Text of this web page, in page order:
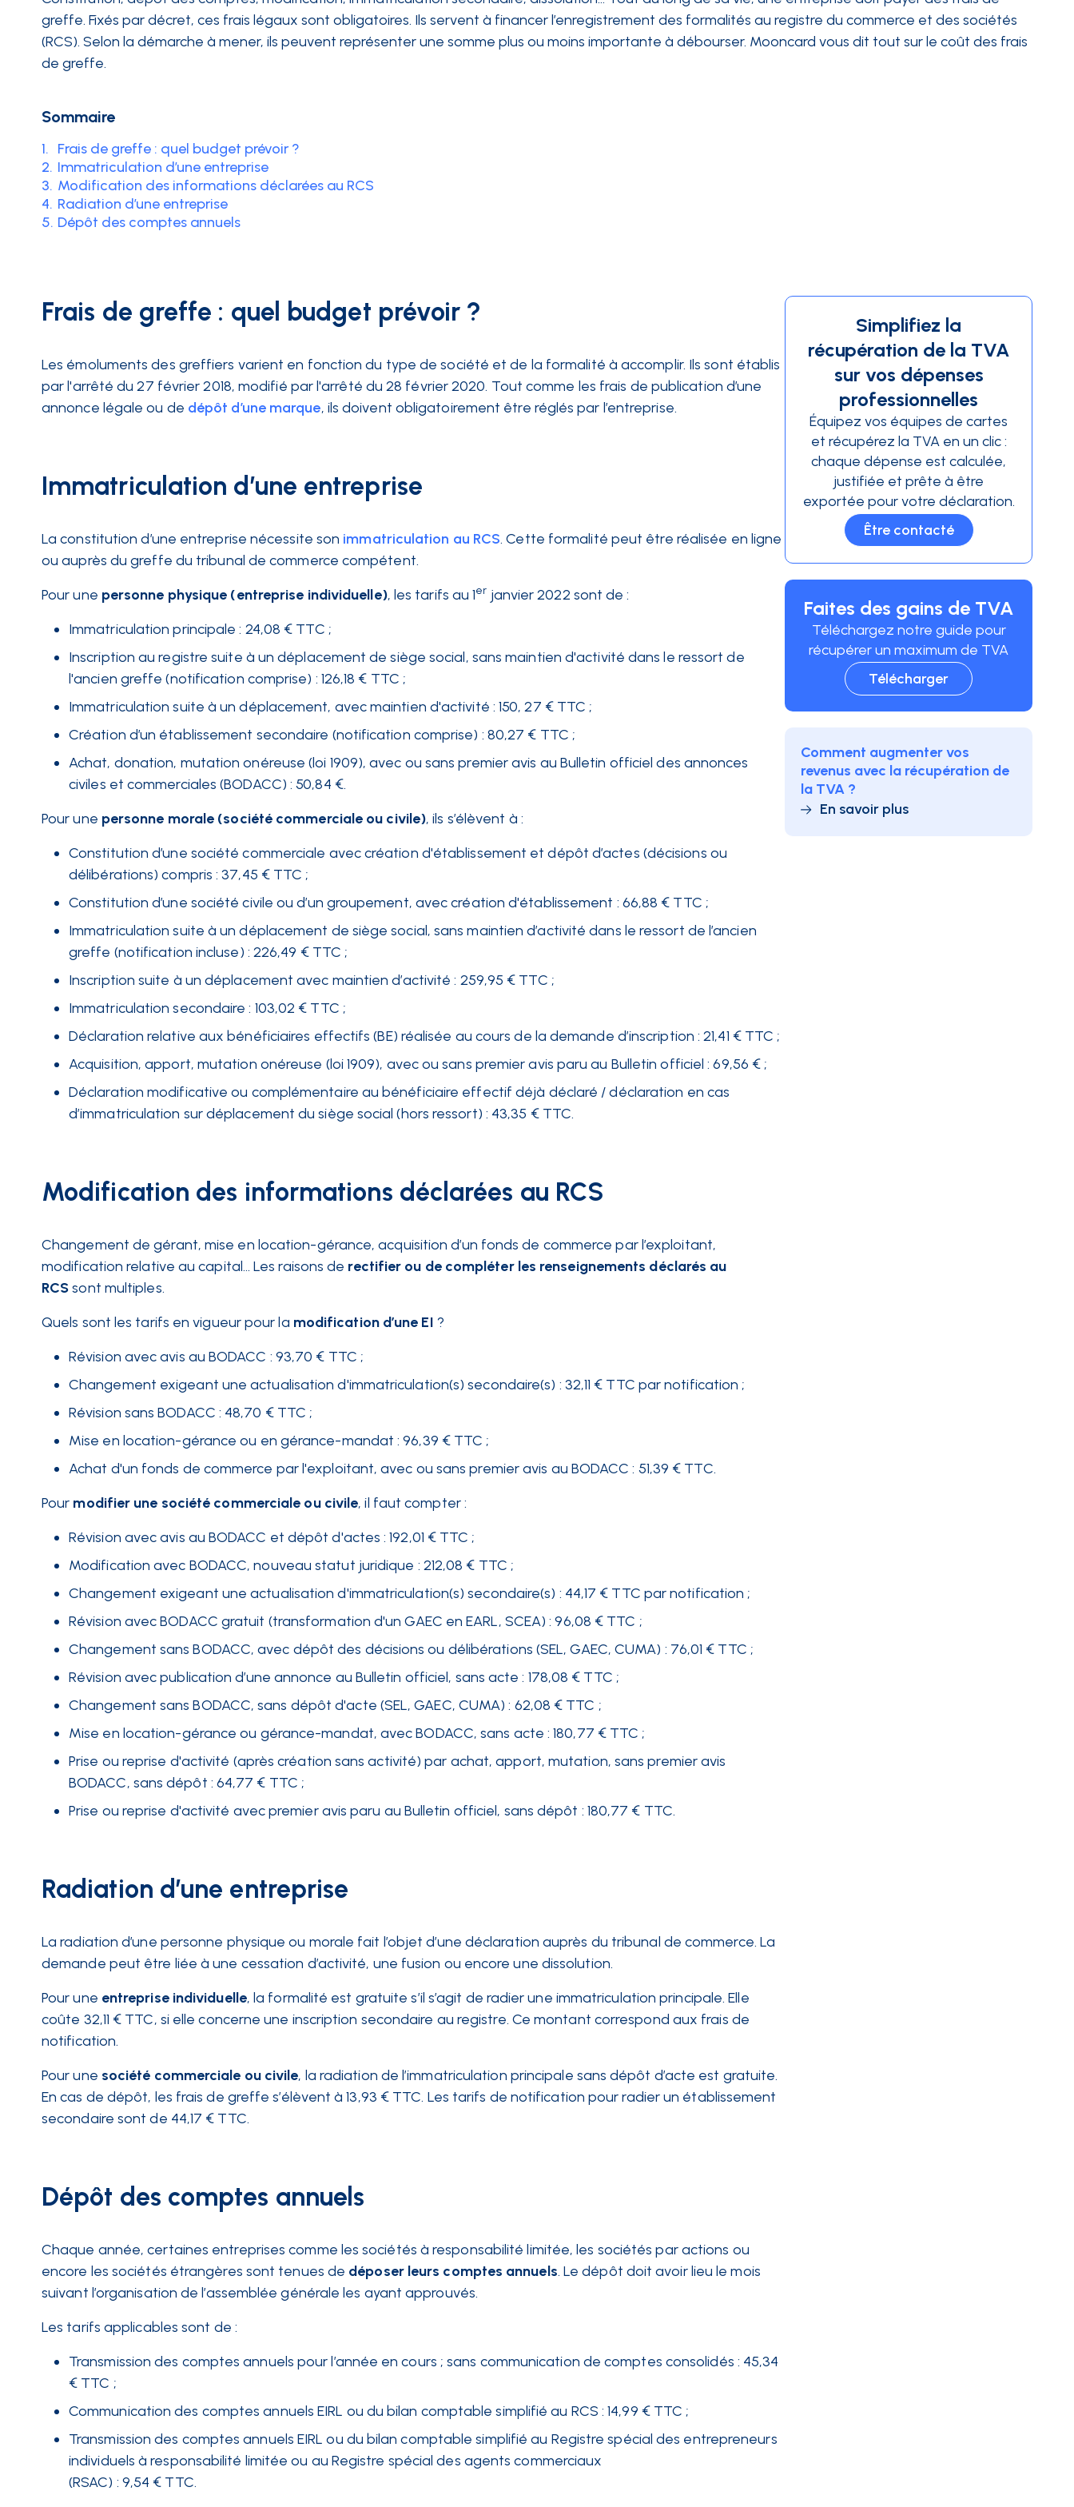
INTÉGRATIONS
greffe. Fixés par décret, ces frais légaux sont obligatoires. Ils servent à financer l’enregistrement des formalités au registre du commerce et des sociétés
(RCS). Selon la démarche à mener, ils peuvent représenter une somme plus ou moins importante à débourser. Mooncard vous dit tout sur le coût des frais
de greffe.
Sommaire
1. Frais de greffe : quel budget prévoir ?
2. Immatriculation d’une entreprise
3. Modification des informations déclarées au RCS
4. Radiation d’une entreprise
5. Dépôt des comptes annuels
Frais de greffe : quel budget prévoir ?
Les émoluments des greffiers varient en fonction du type de société et de la formalité à accomplir. Ils sont établis
par l'arrêté du 27 février 2018, modifié par l'arrêté du 28 février 2020. Tout comme les frais de publication d’une
annonce légale ou de dépôt d’une marque, ils doivent obligatoirement être réglés par l’entreprise.
Immatriculation d’une entreprise
La constitution d’une entreprise nécessite son immatriculation au RCS. Cette formalité peut être réalisée en ligne
ou auprès du greffe du tribunal de commerce compétent.
Pour une personne physique (entreprise individuelle), les tarifs au 1er janvier 2022 sont de :
Immatriculation principale : 24,08 € TTC ;
Inscription au registre suite à un déplacement de siège social, sans maintien d'activité dans le ressort de
l'ancien greffe (notification comprise) : 126,18 € TTC ;
Immatriculation suite à un déplacement, avec maintien d'activité : 150, 27 € TTC ;
Création d’un établissement secondaire (notification comprise) : 80,27 € TTC ;
Achat, donation, mutation onéreuse (loi 1909), avec ou sans premier avis au Bulletin officiel des annonces
civiles et commerciales (BODACC) : 50,84 €.
Pour une personne morale (société commerciale ou civile), ils s’élèvent à :
Constitution d’une société commerciale avec création d'établissement et dépôt d’actes (décisions ou
délibérations) compris : 37,45 € TTC ;
Constitution d’une société civile ou d’un groupement, avec création d'établissement : 66,88 € TTC ;
Immatriculation suite à un déplacement de siège social, sans maintien d’activité dans le ressort de l’ancien
greffe (notification incluse) : 226,49 € TTC ;
Inscription suite à un déplacement avec maintien d’activité : 259,95 € TTC ;
Immatriculation secondaire : 103,02 € TTC ;
Déclaration relative aux bénéficiaires effectifs (BE) réalisée au cours de la demande d’inscription : 21,41 € TTC ;
Acquisition, apport, mutation onéreuse (loi 1909), avec ou sans premier avis paru au Bulletin officiel : 69,56 € ;
Déclaration modificative ou complémentaire au bénéficiaire effectif déjà déclaré / déclaration en cas
d’immatriculation sur déplacement du siège social (hors ressort) : 43,35 € TTC.
Modification des informations déclarées au RCS
Changement de gérant, mise en location-gérance, acquisition d’un fonds de commerce par l’exploitant,
modification relative au capital… Les raisons de rectifier ou de compléter les renseignements déclarés au
RCSsont multiples.
Quels sont les tarifs en vigueur pour la modification d’une EI ?
Révision avec avis au BODACC : 93,70 € TTC ;
Changement exigeant une actualisation d'immatriculation(s) secondaire(s) : 32,11 € TTC par notification ;
Révision sans BODACC : 48,70 € TTC ;
Mise en location-gérance ou en gérance-mandat : 96,39 € TTC ;
Achat d'un fonds de commerce par l'exploitant, avec ou sans premier avis au BODACC : 51,39 € TTC.
Pour modifier une société commerciale ou civile, il faut compter :
Révision avec avis au BODACC et dépôt d'actes : 192,01 € TTC ;
Modification avec BODACC, nouveau statut juridique : 212,08 € TTC ;
Changement exigeant une actualisation d'immatriculation(s) secondaire(s) : 44,17 € TTC par notification ;
Révision avec BODACC gratuit (transformation d'un GAEC en EARL, SCEA) : 96,08 € TTC ;
Changement sans BODACC, avec dépôt des décisions ou délibérations (SEL, GAEC, CUMA) : 76,01 € TTC ;
Révision avec publication d’une annonce au Bulletin officiel, sans acte : 178,08 € TTC ;
Changement sans BODACC, sans dépôt d'acte (SEL, GAEC, CUMA) : 62,08 € TTC ;
Mise en location-gérance ou gérance-mandat, avec BODACC, sans acte : 180,77 € TTC ;
Prise ou reprise d'activité (après création sans activité) par achat, apport, mutation, sans premier avis
BODACC, sans dépôt : 64,77 € TTC ;
Prise ou reprise d'activité avec premier avis paru au Bulletin officiel, sans dépôt : 180,77 € TTC.
Radiation d’une entreprise
La radiation d’une personne physique ou morale fait l’objet d’une déclaration auprès du tribunal de commerce. La
demande peut être liée à une cessation d’activité, une fusion ou encore une dissolution.
Pour une entreprise individuelle, la formalité est gratuite s’il s’agit de radier une immatriculation principale. Elle
coûte 32,11 € TTC, si elle concerne une inscription secondaire au registre. Ce montant correspond aux frais de
notification.
Pour une société commerciale ou civile, la radiation de l’immatriculation principale sans dépôt d’acte est gratuite.
En cas de dépôt, les frais de greffe s’élèvent à 13,93 € TTC. Les tarifs de notification pour radier un établissement
secondaire sont de 44,17 € TTC.
Dépôt des comptes annuels
Chaque année, certaines entreprises comme les sociétés à responsabilité limitée, les sociétés par actions ou
encore les sociétés étrangères sont tenues de déposer leurs comptes annuels. Le dépôt doit avoir lieu le mois
suivant l’organisation de l’assemblée générale les ayant approuvés.
Les tarifs applicables sont de :
Transmission des comptes annuels pour l’année en cours ; sans communication de comptes consolidés : 45,34
€ TTC ;
Communication des comptes annuels EIRL ou du bilan comptable simplifié au RCS : 14,99 € TTC ;
Transmission des comptes annuels EIRL ou du bilan comptable simplifié au Registre spécial des entrepreneurs
individuels à responsabilité limitée ou au Registre spécial des agents commerciaux
(RSAC) : 9,54 € TTC.
Simplifiez la
récupération de la TVA
sur vos dépenses
professionnelles
Équipez vos équipes de cartes
et récupérez la TVA en un clic :
chaque dépense est calculée,
justifiée et prête à être
exportée pour votre déclaration.
Être contacté
Faites des gains de TVA
Téléchargez notre guide pour
récupérer un maximum de TVA
Télécharger
Comment augmenter vos
revenus avec la récupération de
la TVA ?
En savoir plus